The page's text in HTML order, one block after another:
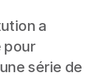
a
pour
série de